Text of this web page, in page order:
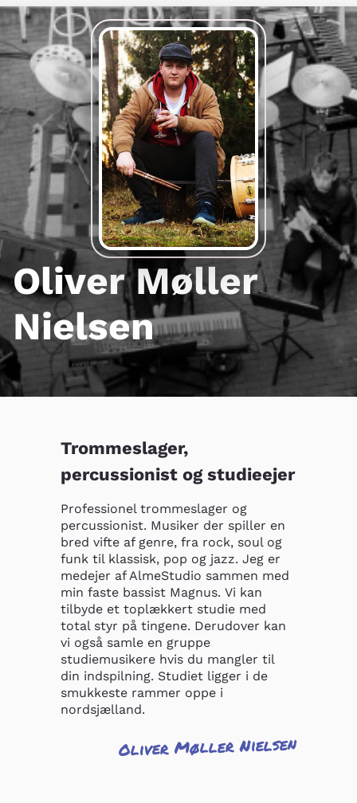
Oliver Møller
Nielsen
Trommeslager,
percussionist og studieejer
Professionel trommeslager og
percussionist. Musiker der spiller en
bred vifte af genre, fra rock, soul og
funk til klassisk, pop og jazz. Jeg er
medejer af AlmeStudio sammen med
min faste bassist Magnus. Vi kan
tilbyde et toplækkert studie med
total styr på tingene. Derudover kan
vi også samle en gruppe
studiemusikere hvis du mangler til
din indspilning. Studiet ligger i de
smukkeste rammer oppe i
nordsjælland.
Oliver Møller Nielsen